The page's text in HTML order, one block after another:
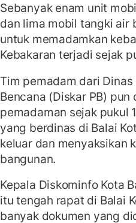
Sebanyak enam unit
dan lima mobil tangki air
untuk memadamkan
Kebakaran terjadi sejak
Tim pemadam dari
Bencana (Diskar PB)
pemadaman sejak pukul
yang berdinas di Balai
keluar dan menyaksikan
bangunan.
Kepala Diskominfo Kota
itu tengah rapat di Balai
banyak dokumen yang